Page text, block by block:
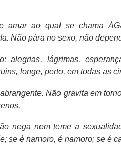
amar ao qual se chama
Não pára no sexo, não
alegrias, lágrimas,
longe, perto, em todas as
Não gravita em
nega nem teme a
se é namoro, é namoro; se é